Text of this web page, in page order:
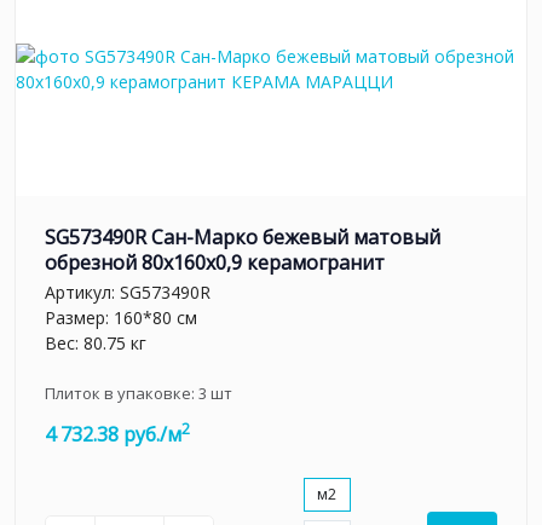
SG573490R Сан-Марко бежевый матовый
обрезной 80x160x0,9 керамогранит
Артикул: SG573490R
Размер: 160*80 см
Вес: 80.75 кг
Плиток в упаковке: 3 шт
4 732.38 руб./м2
м2